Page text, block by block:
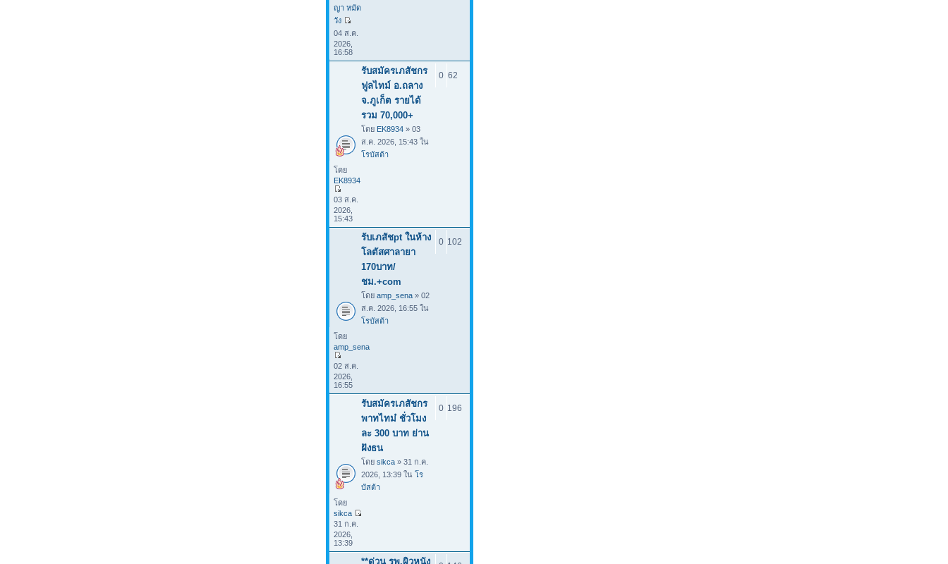
ญา หมัด
วัง
04 ส.ค.
2026,
16:58
รับสมัครเภสัชกร
ฟูลไทม์ อ.ถลาง
จ.ภูเก็ต รายได้
รวม 70,000+
โดย EK8934 » 03
ส.ค. 2026, 15:43 ใน
โรบัสต้า
0 62
โดย
EK8934
03 ส.ค.
2026,
15:43
รับเภสัชpt ในห้าง
โลตัสศาลายา
170บาท/
ชม.+com
โดย amp_sena » 02
ส.ค. 2026, 16:55 ใน
โรบัสต้า
0 102
โดย
amp_sena
02 ส.ค.
2026,
16:55
รับสมัครเภสัชกร
พาทไทม๋ ชั่วโมง
ละ 300 บาท ย่าน
ฝังธน
โดย sikca » 31 ก.ค.
2026, 13:39 ใน โร
บัสต้า
0 196
โดย
sikca
31 ก.ค.
2026,
13:39
**ด่วน รพ.ผิวหนัง